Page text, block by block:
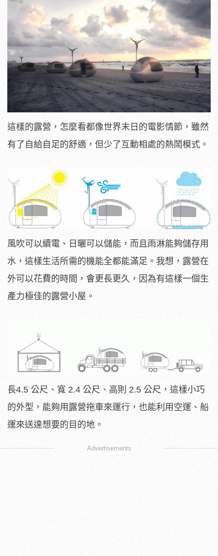
這樣的露營，怎麼看都像世界末日的電影情節，雖然
有了自給自足的舒適，但少了互動相處的熱鬧模式。
風吹可以續電、日曬可以儲能，而且雨淋能夠儲存用
水，這樣生活所需的機能全都能滿足。我想，露營在
外可以花費的時間，會更長更久，因為有這樣一個生
產力極佳的露營小屋。
長4.5 公尺、寬 2.4 公尺、高則 2.5 公尺，這樣小巧
的外型，能夠用露營拖車來運行，也能利用空運、船
運來送達想要的目的地。
Advertisements